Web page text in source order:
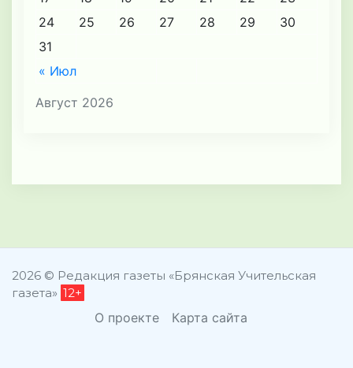
Август 2026
« Июл
24
25 26 27 28 29
30
31
2026 © Редакция газеты «Брянская Учительская
газета» 12+
О проекте Карта сайта